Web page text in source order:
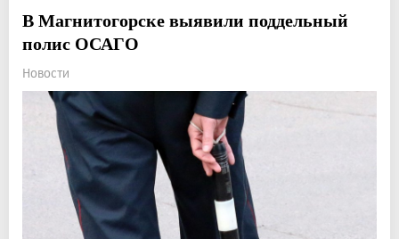
В Магнитогорске выявили поддельный
полис ОСАГО
Новости